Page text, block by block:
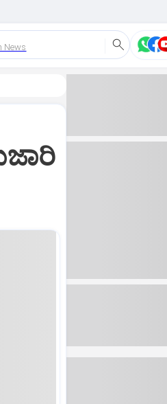
News